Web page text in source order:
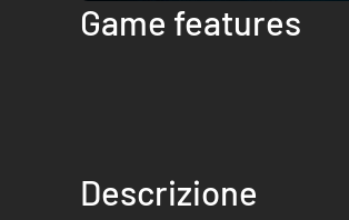
Game features
Descrizione